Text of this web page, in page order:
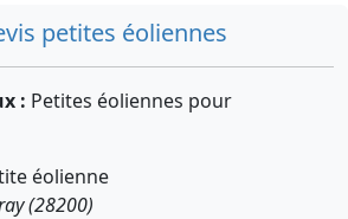
petites éoliennes
: Petites éoliennes pour
éolienne
(28200)